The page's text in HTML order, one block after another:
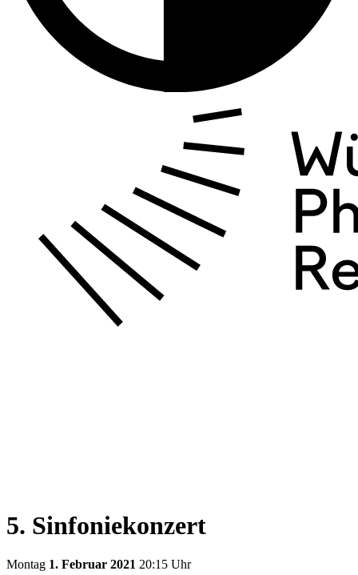
5. Sinfoniekonzert
Montag 1. Februar 2021 20:15 Uhr